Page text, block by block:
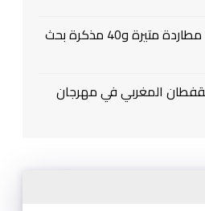
سقوط (الإمبراطور) بعد مطاردة متيرة و40 مذكرة بحث
المغربي في مهرجان